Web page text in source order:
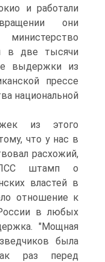
и работали
они
в две тысячи
выдержки из
прессе
национальной
из этого
что у нас в
расхожий,
штамп о
властей в
отношение к
в любых
"Мощная
была
раз перед